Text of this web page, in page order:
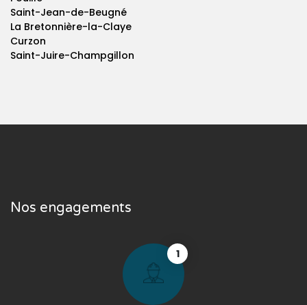
Saint-Jean-de-Beugné
La Bretonnière-la-Claye
Curzon
Saint-Juire-Champgillon
Nos engagements
1